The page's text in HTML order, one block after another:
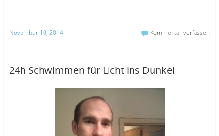
November 10, 2014 Kommentar verfassen
24h Schwimmen für Licht ins Dunkel